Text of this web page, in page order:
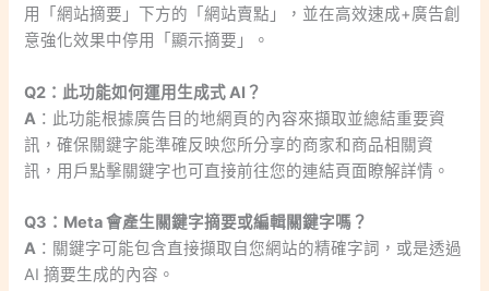
用「網站摘要」下方的「網站賣點」，並在高效速成+廣告創
意強化效果中停用「顯示摘要」。
Q2：此功能如何運用生成式 AI？
A ：此功能根據廣告目的地網頁的內容來擷取並總結重要資
訊，確保關鍵字能準確反映您所分享的商家和商品相關資
訊，用戶點擊關鍵字也可直接前往您的連結頁面瞭解詳情。
Q3：Meta 會產生關鍵字摘要或編輯關鍵字嗎？
A ：關鍵字可能包含直接擷取自您網站的精確字詞，或是透過
AI 摘要生成的內容。